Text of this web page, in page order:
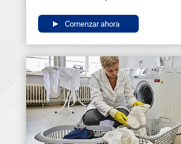
Comenzar ahora